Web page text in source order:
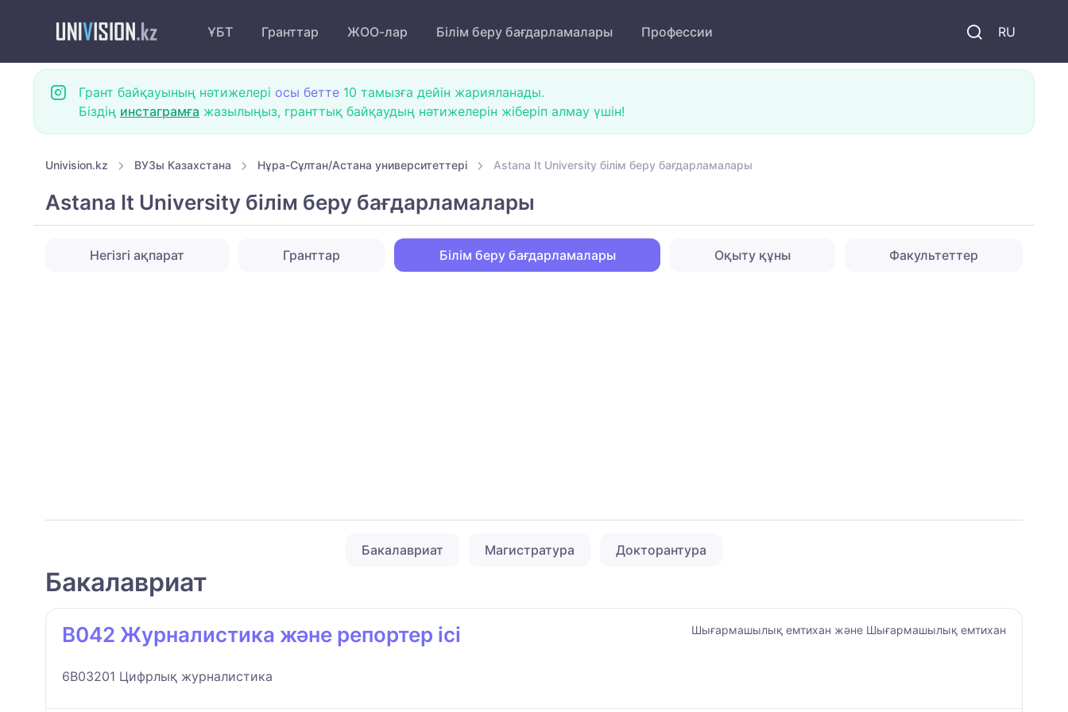
RU
ҰБТ Гранттар ЖОО-лар Білім беру бағдарламалары Профессии
Грант байқауының нәтижелері осы бетте 10 тамызға дейін жарияланады.
Біздің инстаграмға жазылыңыз, гранттық байқаудың нәтижелерін жіберіп алмау үшін!
Univision.kz ВУЗы Казахстана Нұра-Сұлтан/Астана университеттері Astana It University білім беру бағдарламалары
Astana It University білім беру бағдарламалары
Негізгі ақпарат Гранттар Білім беру бағдарламалары Оқыту құны Факультеттер
Бакалавриат Магистратура Докторантура
Бакалавриат
B042 Журналистика және репортер ісі Шығармашылық емтихан және Шығармашылық емтихан
6B03201 Цифрлық журналистика